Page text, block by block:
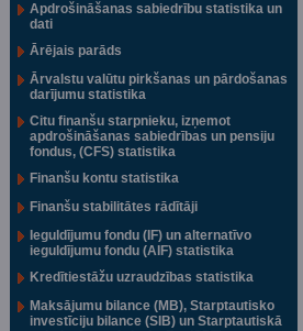
Apdrošināšanas sabiedrību statistika un
dati
Ārējais parāds
Ārvalstu valūtu pirkšanas un pārdošanas
darījumu statistika
Citu finanšu starpnieku, izņemot
apdrošināšanas sabiedrības un pensiju
fondus, (CFS) statistika
Finanšu kontu statistika
Finanšu stabilitātes rādītāji
Ieguldījumu fondu (IF) un alternatīvo
ieguldījumu fondu (AIF) statistika
Kredītiestāžu uzraudzības statistika
Maksājumu bilance (MB), Starptautisko
investīciju bilance (SIB) un Starptautiskā